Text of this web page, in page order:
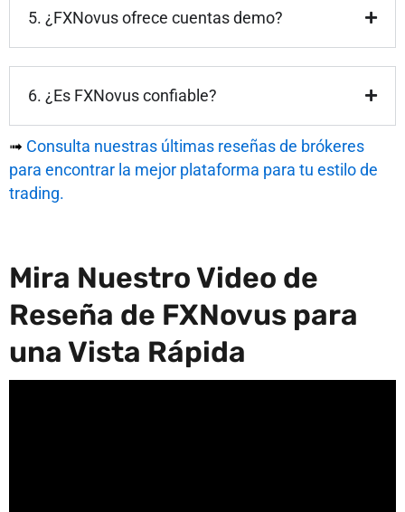
5. ¿FXNovus ofrece cuentas demo?
6. ¿Es FXNovus confiable?
➟ Consulta nuestras últimas reseñas de brókeres
para encontrar la mejor plataforma para tu estilo de
trading.
Mira Nuestro Video de
Reseña de FXNovus para
una Vista Rápida